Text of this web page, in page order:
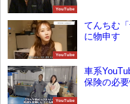
YouTube
YouTube
てんちむ
に物申す
YouTube
車系
保険の必